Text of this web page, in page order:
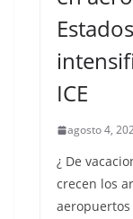
ICE
agosto 4,
¿ De
crecen los